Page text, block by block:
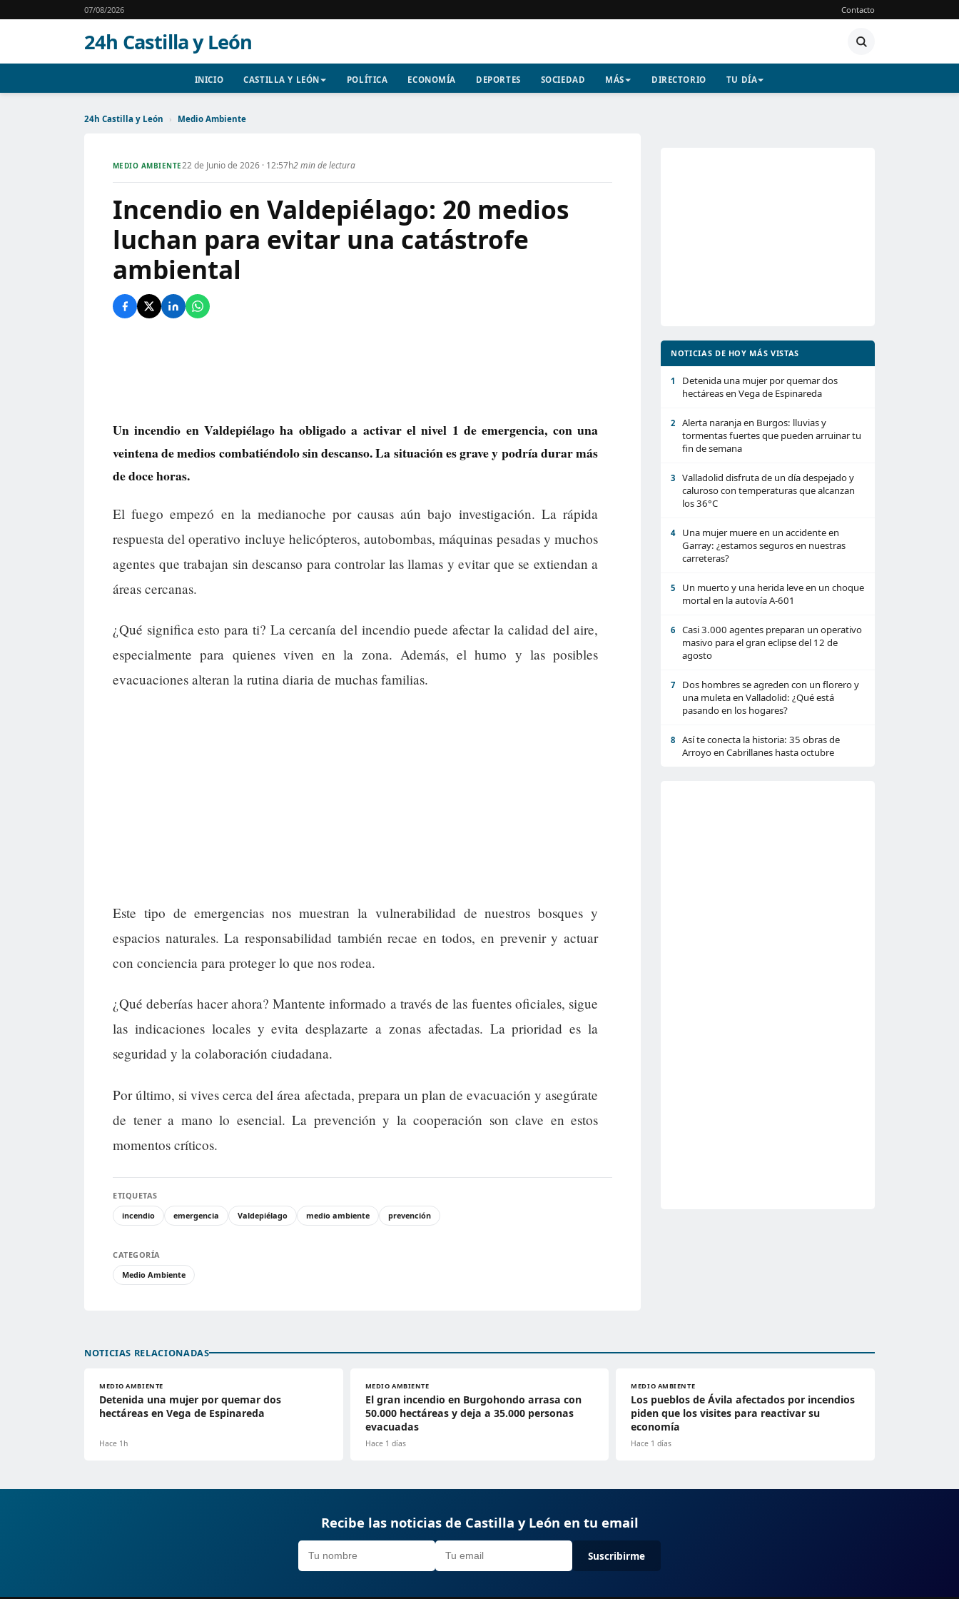
07/08/2026 Contacto
24h Castilla y León
INICIO CASTILLA Y LEÓN POLÍTICA ECONOMÍA DEPORTES SOCIEDAD MÁS DIRECTORIO TU DÍA
24h Castilla y León › Medio Ambiente
MEDIO AMBIENTE22 de Junio de 2026 · 12:57h2 min de lectura
Incendio en Valdepiélago: 20 medios
luchan para evitar una catástrofe
ambiental
Un incendio en Valdepiélago ha obligado a activar el nivel 1 de emergencia, con una
veintena de medios combatiéndolo sin descanso. La situación es grave y podría durar más
de doce horas.
El fuego empezó en la medianoche por causas aún bajo investigación. La rápida
respuesta del operativo incluye helicópteros, autobombas, máquinas pesadas y muchos
agentes que trabajan sin descanso para controlar las llamas y evitar que se extiendan a
áreas cercanas.
¿Qué significa esto para ti? La cercanía del incendio puede afectar la calidad del aire,
especialmente para quienes viven en la zona. Además, el humo y las posibles
evacuaciones alteran la rutina diaria de muchas familias.
Este tipo de emergencias nos muestran la vulnerabilidad de nuestros bosques y
espacios naturales. La responsabilidad también recae en todos, en prevenir y actuar
con conciencia para proteger lo que nos rodea.
¿Qué deberías hacer ahora? Mantente informado a través de las fuentes oficiales, sigue
las indicaciones locales y evita desplazarte a zonas afectadas. La prioridad es la
seguridad y la colaboración ciudadana.
Por último, si vives cerca del área afectada, prepara un plan de evacuación y asegúrate
de tener a mano lo esencial. La prevención y la cooperación son clave en estos
momentos críticos.
ETIQUETAS
incendio
emergencia Valdepiélago medio ambiente prevención
CATEGORÍA
Medio Ambiente
NOTICIAS DE HOY MÁS VISTAS
1
Detenida una mujer por quemar dos
hectáreas en Vega de Espinareda
2
Alerta naranja en Burgos: lluvias y
tormentas fuertes que pueden arruinar tu
fin de semana
3
Valladolid disfruta de un día despejado y
caluroso con temperaturas que alcanzan
los 36°C
4
Una mujer muere en un accidente en
Garray: ¿estamos seguros en nuestras
carreteras?
5
Un muerto y una herida leve en un choque
mortal en la autovía A-601
6
Casi 3.000 agentes preparan un operativo
masivo para el gran eclipse del 12 de
agosto
7
Dos hombres se agreden con un florero y
una muleta en Valladolid: ¿Qué está
pasando en los hogares?
8
Así te conecta la historia: 35 obras de
Arroyo en Cabrillanes hasta octubre
NOTICIAS RELACIONADAS
MEDIO AMBIENTE
Detenida una mujer por quemar dos
hectáreas en Vega de Espinareda
Hace 1h
MEDIO AMBIENTE
El gran incendio en Burgohondo arrasa con
50.000 hectáreas y deja a 35.000 personas
evacuadas
Hace 1 días
MEDIO AMBIENTE
Los pueblos de Ávila afectados por incendios
piden que los visites para reactivar su
economía
Hace 1 días
Recibe las noticias de Castilla y León en tu email
Suscribirme